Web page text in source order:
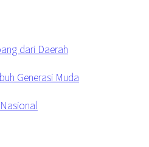
dari Daerah
Generasi Muda